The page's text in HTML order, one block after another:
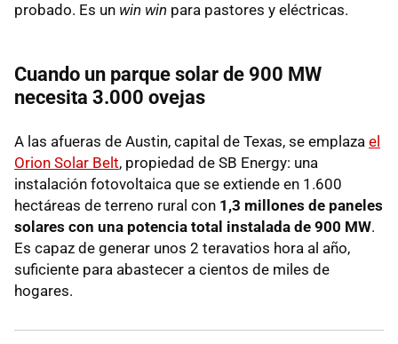
probado. Es un win win para pastores y eléctricas.
Cuando un parque solar de 900 MW
necesita 3.000 ovejas
A las afueras de Austin, capital de Texas, se emplaza el
Orion Solar Belt, propiedad de SB Energy: una
instalación fotovoltaica que se extiende en 1.600
hectáreas de terreno rural con 1,3 millones de paneles
solares con una potencia total instalada de 900 MW.
Es capaz de generar unos 2 teravatios hora al año,
suficiente para abastecer a cientos de miles de
hogares.